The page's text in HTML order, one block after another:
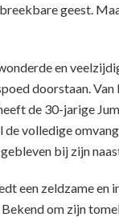
geest.
en
doorstaan.
de 30-jarige
volledige
bij zijn
een zeldzame
om zijn